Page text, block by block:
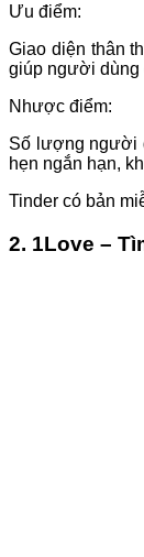
Ưu điểm:
Giao diện thân
giúp người dùng
Nhược điểm:
Số lượng người
hẹn ngắn hạn,
Tinder có bản
2. 1Love –